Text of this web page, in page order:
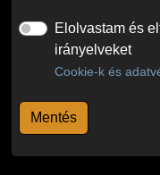
Elolvastam és
irányelveket
Cookie-k és